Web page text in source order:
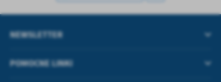
POMOCNE LINKI
NEWSLETTER